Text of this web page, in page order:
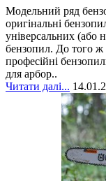
Модельний ряд
оригінальні
універсальних (або
бензопил. До того ж
професійні
для арбор..
Читати далі...